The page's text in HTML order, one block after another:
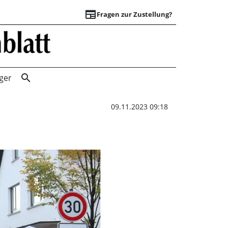
newspaperFragen zur Zustellung?
Dienstag
search
09.11.2023 09:18